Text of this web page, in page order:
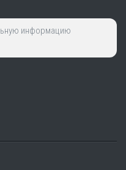
информацию